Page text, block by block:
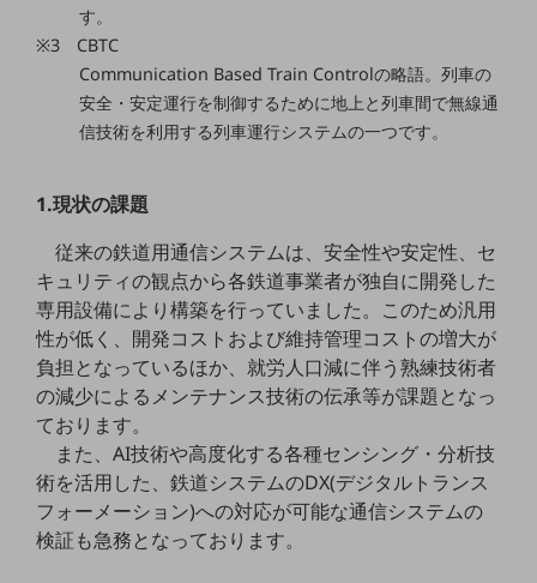
顧客体験（CX）改善
自動化・省電化
人材不足解消
業種・業態で探すTOP
一次産業
医療・介護
モビリティ
製造・建設業
小売業
す。
※3 CBTC
Communication Based Train Controlの略語。列車の
安全・安定運行を制御するために地上と列車間で無線通
信技術を利用する列車運行システムの一つです。
1.現状の課題
従来の鉄道用通信システムは、安全性や安定性、セ
キュリティの観点から各鉄道事業者が独自に開発した
専用設備により構築を行っていました。このため汎用
性が低く、開発コストおよび維持管理コストの増大が
負担となっているほか、就労人口減に伴う熟練技術者
の減少によるメンテナンス技術の伝承等が課題となっ
ております。
また、AI技術や高度化する各種センシング・分析技
術を活用した、鉄道システムのDX(デジタルトランス
フォーメーション)への対応が可能な通信システムの
検証も急務となっております。